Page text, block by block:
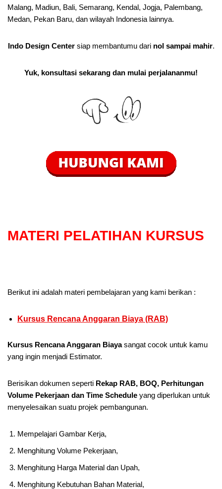
Malang, Madiun, Bali, Semarang, Kendal, Jogja, Palembang,
Medan, Pekan Baru, dan wilayah Indonesia lainnya.
Indo Design Centersiap membantumu dari nol sampai mahir.
Yuk, konsultasi sekarang dan mulai perjalananmu!
MATERI PELATIHAN KURSUS
Berikut ini adalah materi pembelajaran yang kami berikan :
Kursus Rencana Anggaran Biaya (RAB)
Kursus Rencana Anggaran Biayasangat cocok untuk kamu
yang ingin menjadi Estimator.
Berisikan dokumen seperti Rekap RAB, BOQ, Perhitungan
Volume Pekerjaan dan Time Schedule yang diperlukan untuk
menyelesaikan suatu projek pembangunan.
Mempelajari Gambar Kerja,
Menghitung Volume Pekerjaan,
Menghitung Harga Material dan Upah,
Menghitung Kebutuhan Bahan Material,